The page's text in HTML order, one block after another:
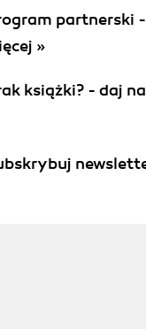
partnerski
»
książki? - daj